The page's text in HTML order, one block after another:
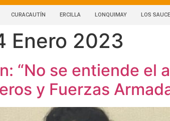
CURACAUTÍN ERCILLA LONQUIMAY LOS
Enero 2023
“No se entiende el
y Fuerzas